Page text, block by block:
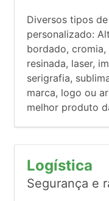
Diversos tipos
personalizado:
bordado,
resinada, laser,
serigrafia,
marca, logo ou
melhor produto
Logística
Segurança e